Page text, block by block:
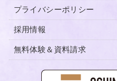
プライバシーポリシー
採用情報
無料体験＆資料請求